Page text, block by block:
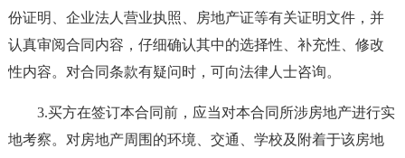
份证明、企业法人营业执照、房地产证等有关证明文件，并
认真审阅合同内容，仔细确认其中的选择性、补充性、修改
性内容。对合同条款有疑问时，可向法律人士咨询。
3.买方在签订本合同前，应当对本合同所涉房地产进行实
地考察。对房地产周围的环境、交通、学校及附着于该房地